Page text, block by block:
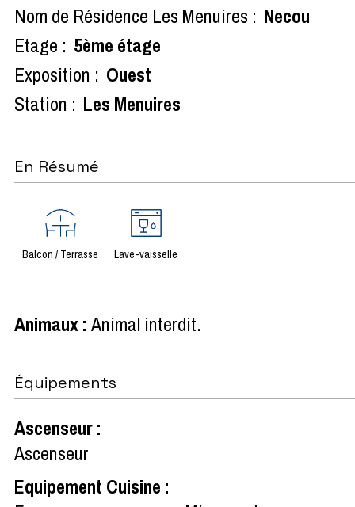
Nom de Résidence Les Menuires : Necou
Etage : 5ème étage
Exposition : Ouest
Station : Les Menuires
En Résumé
Balcon / Terrasse Lave-vaisselle
Animaux: Animal interdit
Équipements
Ascenseur:
Ascenseur
Equipement Cuisine :